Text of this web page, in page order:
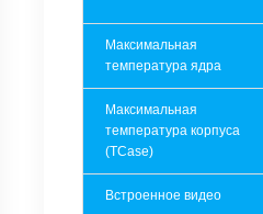
Максимальная
температура ядра
Максимальная
температура корпуса
(TCase)
Встроенное видео